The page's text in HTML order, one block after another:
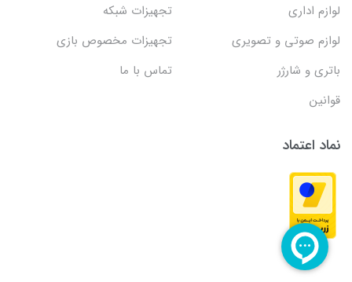
لوازم اداری
تجهیزات شبکه
لوازم صوتی و تصویری
تجهیزات مخصوص بازی
باتری و شارژر
تماس با ما
قوانین
نماد اعتماد